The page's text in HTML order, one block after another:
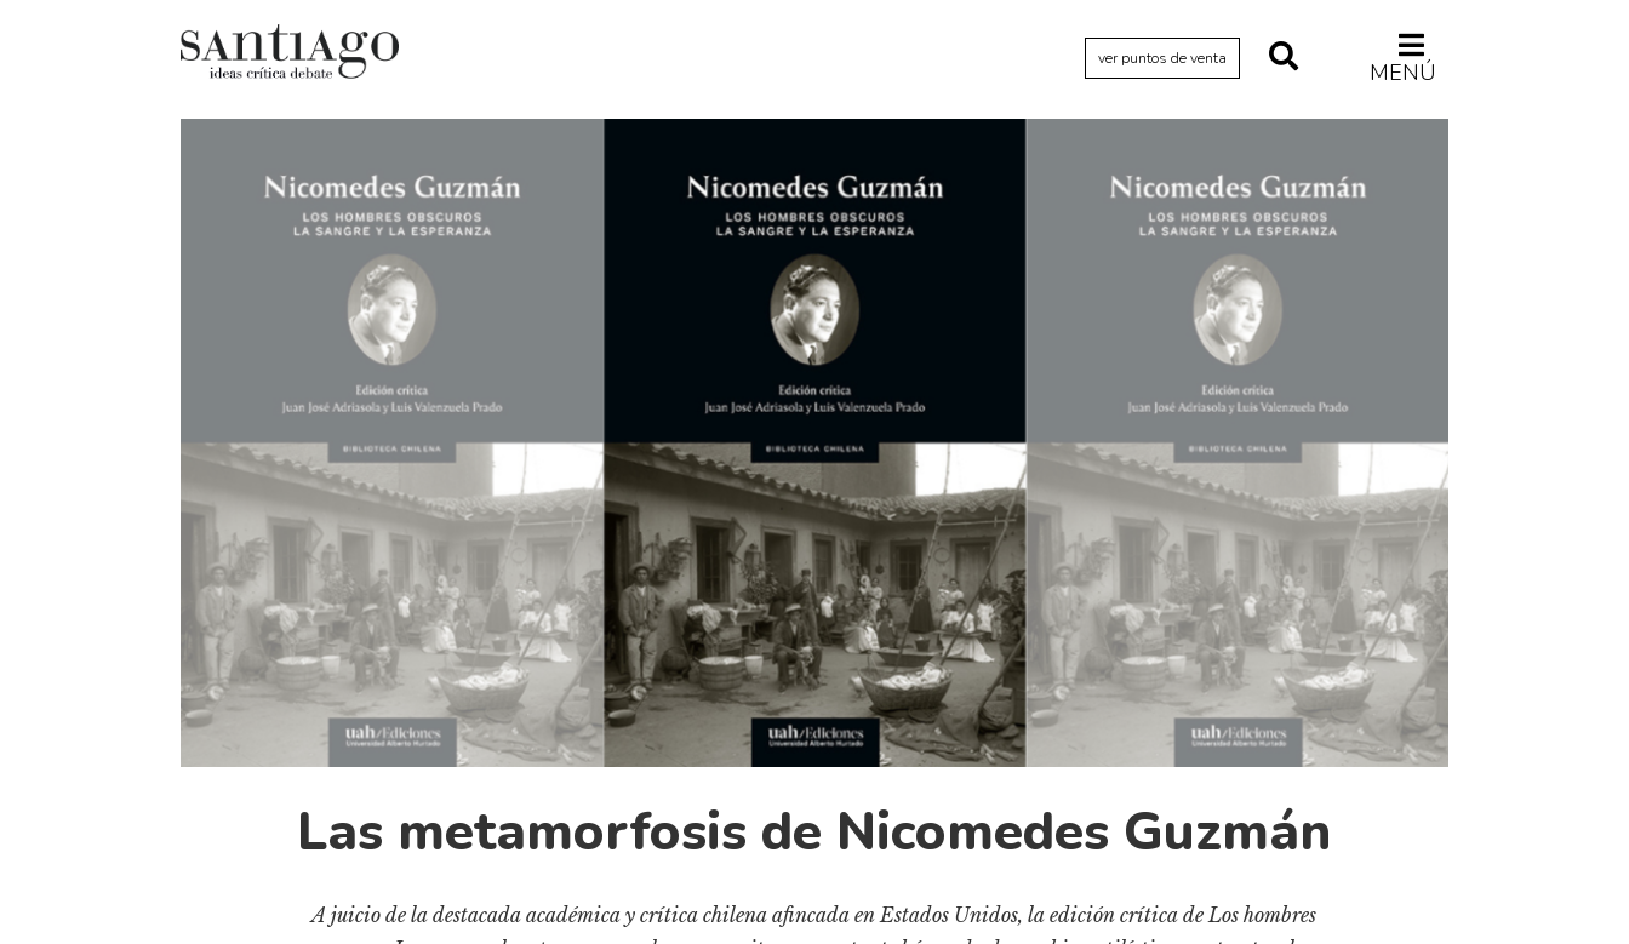
ver puntos de venta MENÚ
Archivo Cenfoto-UDP
Arquetipos de situación
Ciudad
Cómics
Críticas
Cultura
Diccionario portátil de la literatura
Historia material de los libros
Lagunas mentales
Libros
Libros usados
Literatura
Medioambiente
Narrativas visuales
Pensamiento
Pensamiento ilustrado
Personaje
Personajes secundarios
Política
Turismo accidental
Vidas paralelas
Voces y lecturas
Las metamorfosis de Nicomedes Guzmán
A juicio de la destacada académica y crítica chilena afincada en Estados Unidos, la edición crítica de Los hombres